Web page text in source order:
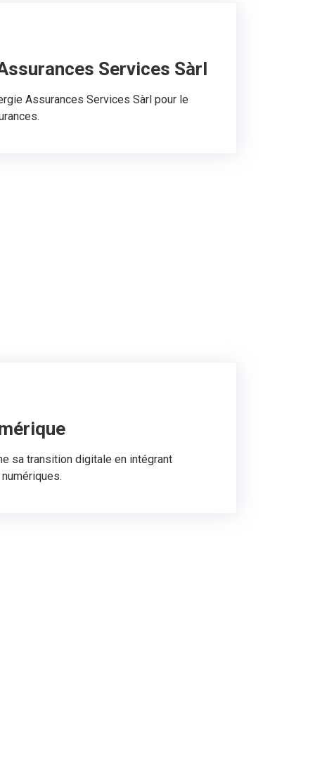
Services Sàrl
Assurances Services Sàrl pour le
sa transition digitale en intégrant